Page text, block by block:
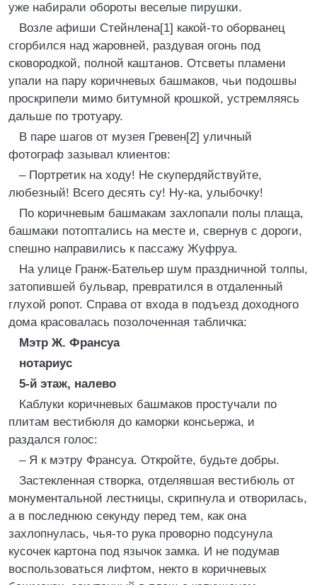
уже набирали обороты веселые пирушки.
Возле афиши Стейнлена[1] какой-то оборванец
сгорбился над жаровней, раздувая огонь под
сковородкой, полной каштанов. Отсветы пламени
упали на пару коричневых башмаков, чьи подошвы
проскрипели мимо битумной крошкой, устремляясь
дальше по тротуару.
В паре шагов от музея Гревен[2] уличный
фотограф зазывал клиентов:
– Портретик на ходу! Не скупердяйствуйте,
любезный! Всего десять су! Ну-ка, улыбочку!
По коричневым башмакам захлопали полы плаща,
башмаки потоптались на месте и, свернув с дороги,
спешно направились к пассажу Жуфруа.
На улице Гранж-Бательер шум праздничной толпы,
затопившей бульвар, превратился в отдаленный
глухой ропот. Справа от входа в подъезд доходного
дома красовалась позолоченная табличка:
Мэтр Ж. Франсуа
нотариус
5-й этаж, налево
Каблуки коричневых башмаков простучали по
плитам вестибюля до каморки консьержа, и
раздался голос:
– Я к мэтру Франсуа. Откройте, будьте добры.
Застекленная створка, отделявшая вестибюль от
монументальной лестницы, скрипнула и отворилась,
а в последнюю секунду перед тем, как она
захлопнулась, чья-то рука проворно подсунула
кусочек картона под язычок замка. И не подумав
воспользоваться лифтом, некто в коричневых